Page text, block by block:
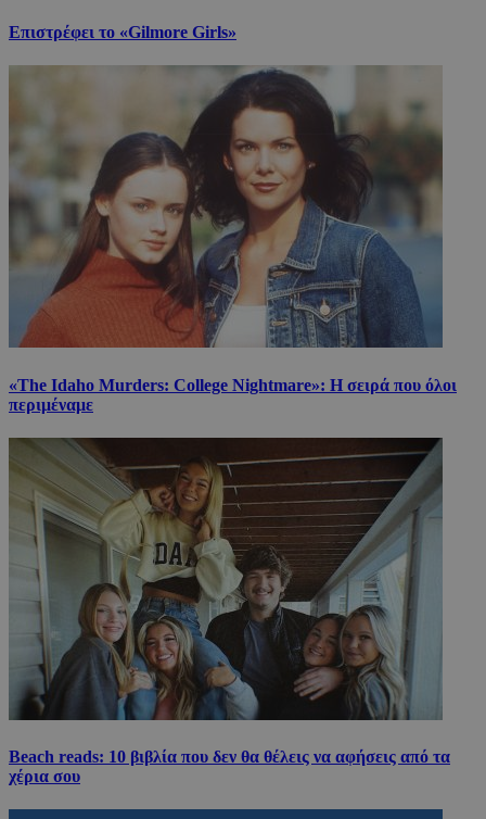
Επιστρέφει το «Gilmore Girls»
«The Idaho Murders: College Nightmare»: Η σειρά που όλοι
περιμέναμε
Beach reads: 10 βιβλία που δεν θα θέλεις να αφήσεις από τα
χέρια σου